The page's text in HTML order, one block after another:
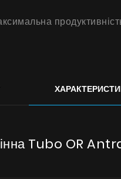
Tubo OR